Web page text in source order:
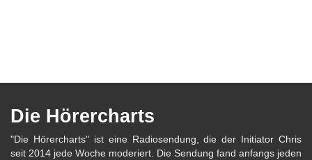
Die Hörercharts
"Die Hörercharts" ist eine Radiosendung, die der Initiator Chris
seit 2014 jede Woche moderiert. Die Sendung fand anfangs jeden